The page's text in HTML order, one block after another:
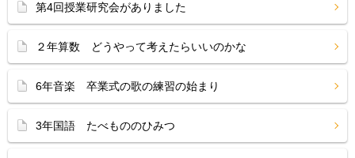
第4回授業研究会がありました
２年算数 どうやって考えたらいいのかな
6年音楽 卒業式の歌の練習の始まり
3年国語 たべもののひみつ